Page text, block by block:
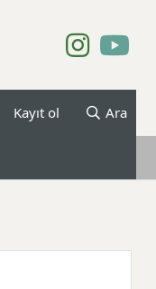
Kayıt ol Ara